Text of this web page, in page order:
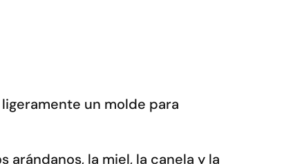
ligeramente un molde para
arándanos, la miel, la canela y la